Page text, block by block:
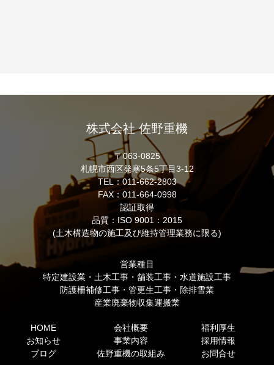
株式会社 佐野重機
〒063-0825
札幌市西区発寒5条5丁目3-12
TEL：011-662-2803
FAX：011-664-0998
認証取得
品質：ISO 9001：2015
(土木構造物の施工及び維持管理業務に限る)
営業種目
特定建設業・土木工事・舗装工事・水道施設工事
防護柵補修工事・管更生工事・除排雪業
産業廃棄物収集運搬業
HOME 会社概要
福利厚生
お知らせ
事業内容
採用情報
ブログ
佐野重機の取組み お問合せ